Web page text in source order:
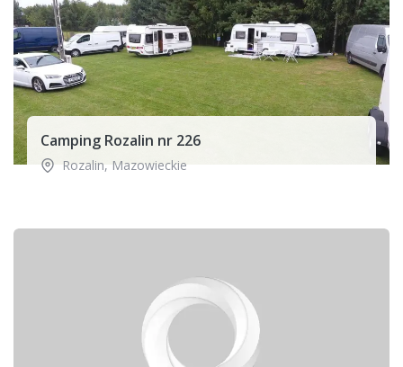
Camping Rozalin nr 226
Rozalin, Mazowieckie